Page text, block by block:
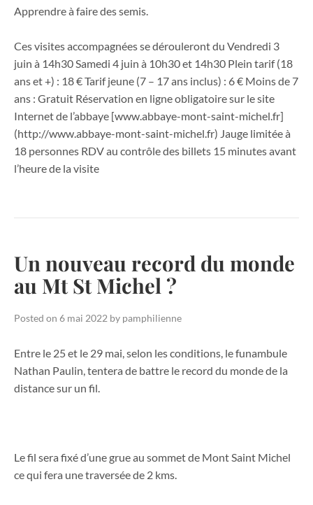
Apprendre à faire des semis.
Ces visites accompagnées se dérouleront du Vendredi 3
juin à 14h30 Samedi 4 juin à 10h30 et 14h30 Plein tarif (18
ans et +) : 18 € Tarif jeune (7 – 17 ans inclus) : 6 € Moins de 7
ans : Gratuit Réservation en ligne obligatoire sur le site
Internet de l’abbaye [www.abbaye-mont-saint-michel.fr]
(http://www.abbaye-mont-saint-michel.fr) Jauge limitée à
18 personnes RDV au contrôle des billets 15 minutes avant
l’heure de la visite
Un nouveau record du monde
au Mt St Michel ?
Posted on 6 mai 2022 by pamphilienne
Entre le 25 et le 29 mai, selon les conditions, le funambule
Nathan Paulin, tentera de battre le record du monde de la
distance sur un fil.
Le fil sera fixé d’une grue au sommet de Mont Saint Michel
ce qui fera une traversée de 2 kms.